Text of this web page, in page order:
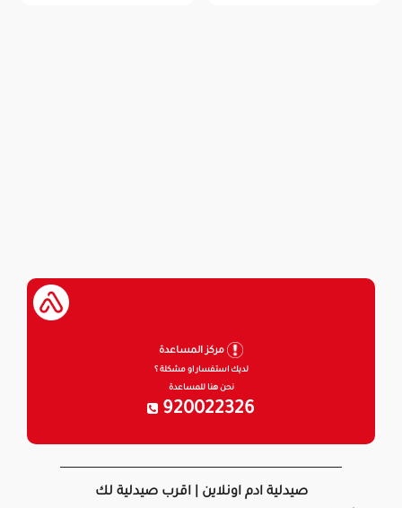
مركز المساعدة
لديك استفسار او مشكلة ؟
نحن هنا للمساعدة
920022326
صيدلية ادم اونلاين | اقرب صيدلية لك